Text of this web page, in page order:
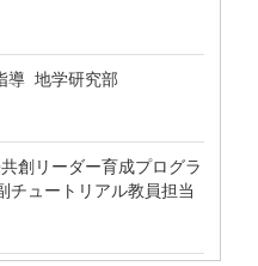
導 地学研究部
創リーダー育成プログラ
チュートリアル教員担当